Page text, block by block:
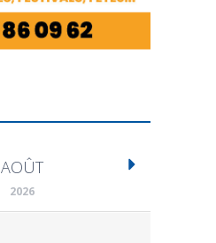
AOÛT
2026